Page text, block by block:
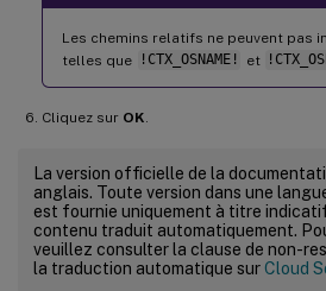
Les chemins relatifs ne peuvent pas
telles que
!CTX_OSNAME! et
Cliquez sur OK
La version officielle de la
anglais. Toute version dans une
est fournie uniquement à titre
contenu traduit automatiquement.
veuillez consulter la clause de non-
la traduction automatique surCloud